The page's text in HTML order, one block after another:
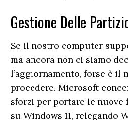
Gestione Delle
Se il nostro computer
ma ancora non ci siamo
l’aggiornamento, forse è il
procedere. Microsoft
sforzi per portare le nuove
su Windows 11, relegando